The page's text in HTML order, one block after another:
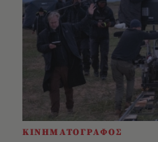
ΚΙΝΗΜΑΤΟΓΡΑΦΟΣ